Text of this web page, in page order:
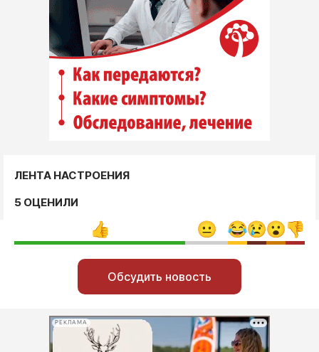
ЛЕНТА НАСТРОЕНИЯ
5 ОЦЕНИЛИ
Обсудить новость
РЕКЛАМА